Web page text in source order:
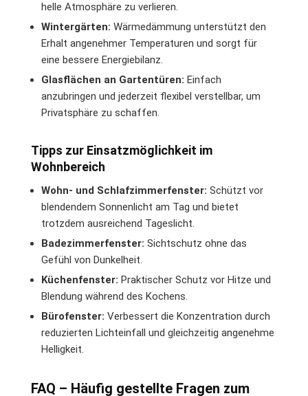
helle Atmosphäre zu verlieren.
Wintergärten: Wärmedämmung unterstützt den
Erhalt angenehmer Temperaturen und sorgt für
eine bessere Energiebilanz.
Glasflächen an Gartentüren: Einfach
anzubringen und jederzeit flexibel verstellbar, um
Privatsphäre zu schaffen.
Tipps zur Einsatzmöglichkeit im
Wohnbereich
Wohn- und Schlafzimmerfenster: Schützt vor
blendendem Sonnenlicht am Tag und bietet
trotzdem ausreichend Tageslicht.
Badezimmerfenster: Sichtschutz ohne das
Gefühl von Dunkelheit.
Küchenfenster: Praktischer Schutz vor Hitze und
Blendung während des Kochens.
Bürofenster: Verbessert die Konzentration durch
reduzierten Lichteinfall und gleichzeitig angenehme
Helligkeit.
FAQ – Häufig gestellte Fragen zum